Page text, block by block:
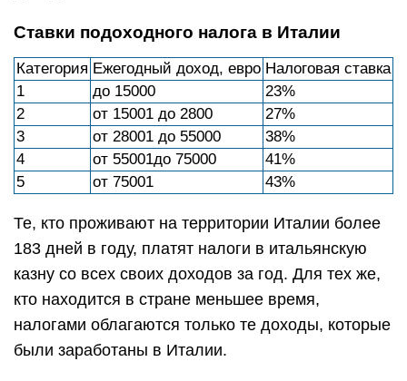
Ставки подоходного налога в Италии
Категория Ежегодный доход, евро Налоговая ставка
1
до 15000
23%
2
от 15001 до 2800
27%
3
от 28001 до 55000
38%
4
от 55001до 75000
41%
5
от 75001 43%
Те, кто проживают на территории Италии более
183 дней в году, платят налоги в итальянскую
казну со всех своих доходов за год. Для тех же,
кто находится в стране меньшее время,
налогами облагаются только те доходы, которые
были заработаны в Италии.